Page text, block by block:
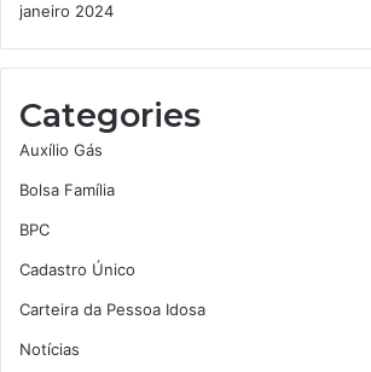
janeiro 2024
Categories
Auxílio Gás
Bolsa Família
BPC
Cadastro Único
Carteira da Pessoa Idosa
Notícias